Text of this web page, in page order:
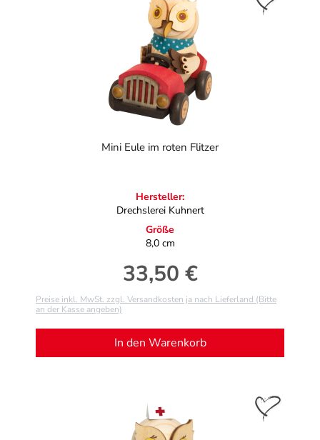
Mini Eule im roten Flitzer
Hersteller:
Drechslerei Kuhnert
Größe
8,0 cm
Regulärer Preis:
33,50 €
Preise inkl. MwSt. zzgl. Versandkosten ja nach Lieferland (Bitte
an der Kasse angeben)
In den Warenkorb